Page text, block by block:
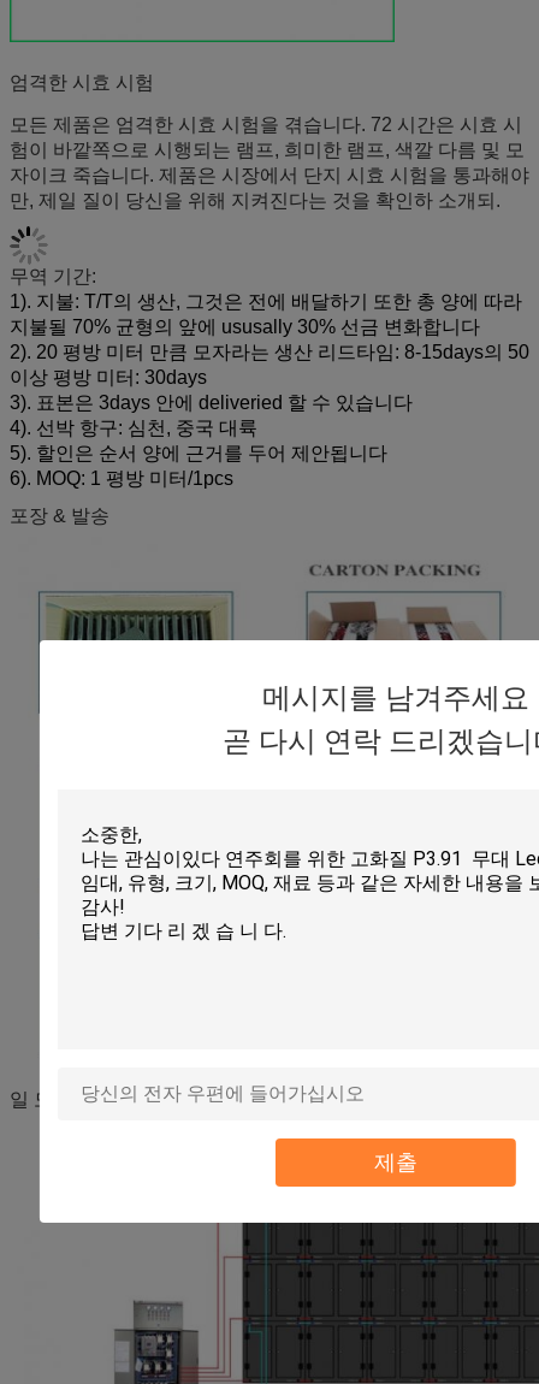
메시지를 남겨주세요
곧 다시 연락 드리겠습
제출
엄격한 시효 시험
모든 제품은 엄격한 시효 시험을 겪습니다. 72 시간은 시효 시
험이 바깥쪽으로 시행되는 램프, 희미한 램프, 색깔 다름 및 모
자이크 죽습니다. 제품은 시장에서 단지 시효 시험을 통과해야
만, 제일 질이 당신을 위해 지켜진다는 것을 확인하 소개되.
무역 기간:
1). 지불: T/T의 생산, 그것은 전에 배달하기 또한 총 양에 따라
지불될 70% 균형의 앞에 ususally 30% 선금 변화합니다
2). 20 평방 미터 만큼 모자라는 생산 리드타임: 8-15days의 50
이상 평방 미터: 30days
3). 표본은 3days 안에 deliveried 할 수 있습니다
4). 선박 항구: 심천, 중국 대륙
5). 할인은 순서 양에 근거를 두어 제안됩니다
6). MOQ: 1 평방 미터/1pcs
포장 & 발송
일 도표